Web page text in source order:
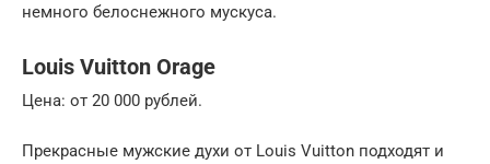
немного белоснежного мускуса.
Louis Vuitton Orage
Цена: от 20 000 рублей.
Прекрасные мужские духи от Louis Vuitton подходят и